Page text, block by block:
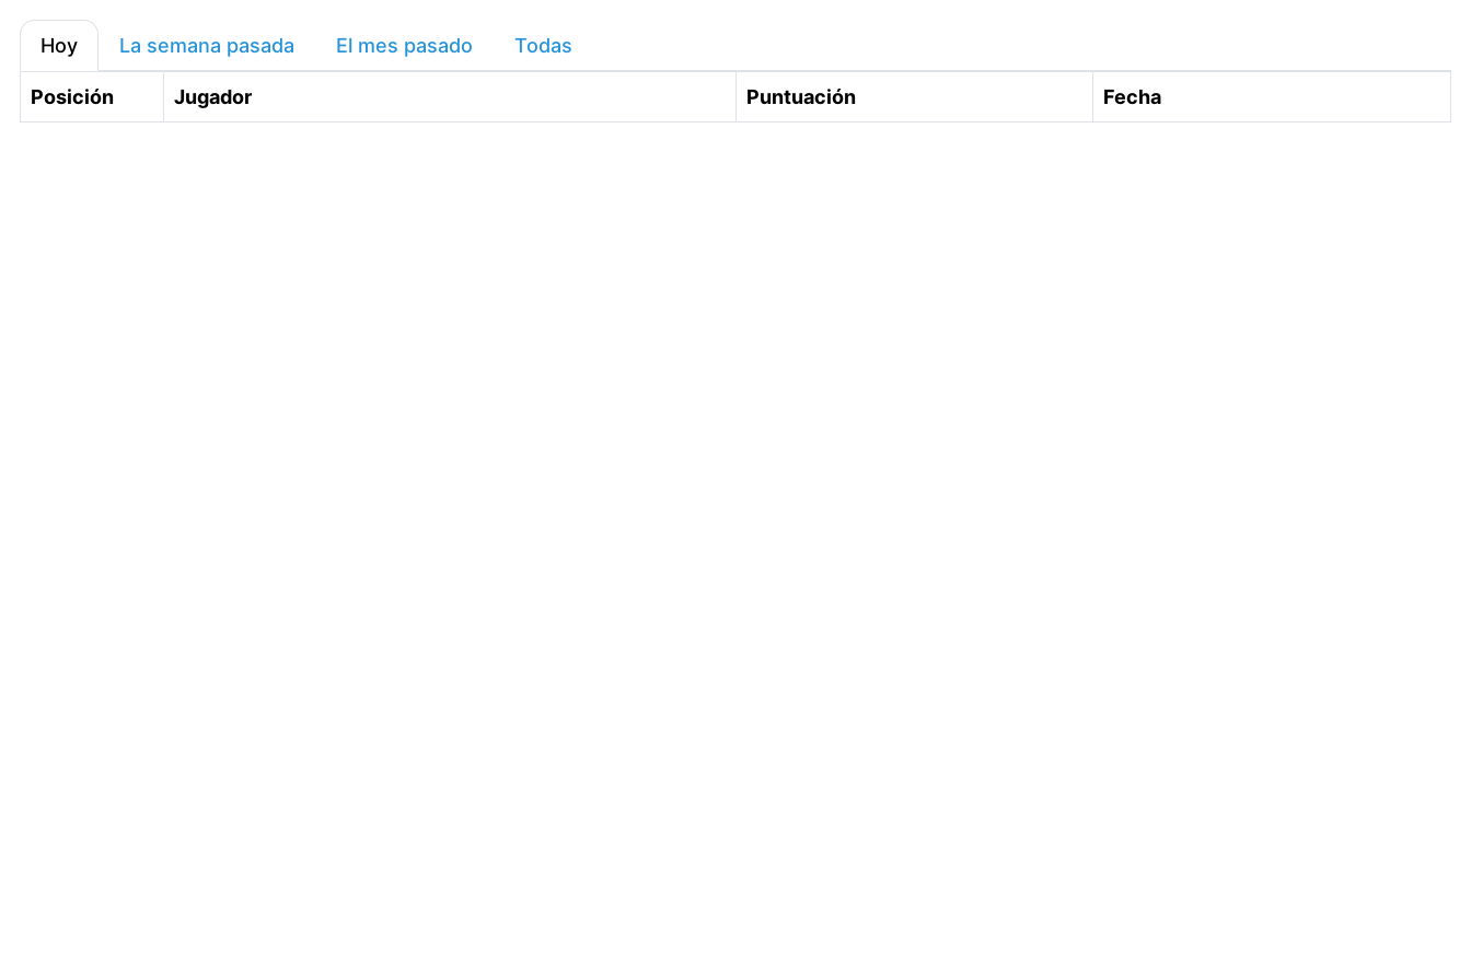
Hoy La semana pasada El mes pasado Todas
Posición Jugador Puntuación Fecha